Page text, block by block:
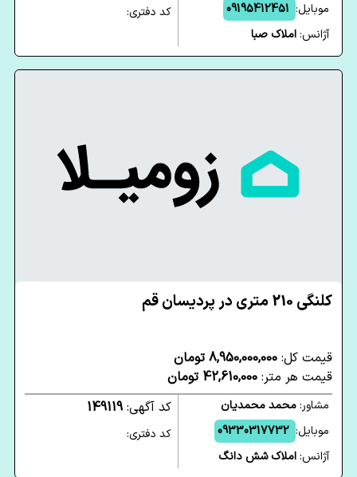
موبایل: 09195412451
آژانس:املاک صبا
کد دفتری:
کلنگی 210 متری در پردیسان قم
قیمت کل: 8,950,000,000 تومان
قیمت هر متر: 42,610,000 تومان
مشاور:محمد محمدیان
موبایل: 09330317732
آژانس:املاک شش دانگ
کد آگهی:149119
کد دفتری: